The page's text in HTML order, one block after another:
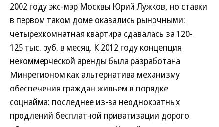
2002 году экс-мэр Москвы Юрий Лужков, но ставки
в первом таком доме оказались рыночными:
четырехкомнатная квартира сдавалась за 120-
125 тыс. руб. в месяц. К 2012 году концепция
некоммерческой аренды была разработана
Минрегионом как альтернатива механизму
обеспечения граждан жильем в порядке
соцнайма: последнее из-за неоднократных
продлений бесплатной приватизации дорого